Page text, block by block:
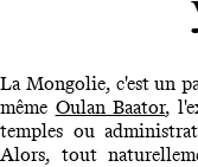
La Mongolie, c'est un
même Oulan Baator,
temples ou
Alors, tout